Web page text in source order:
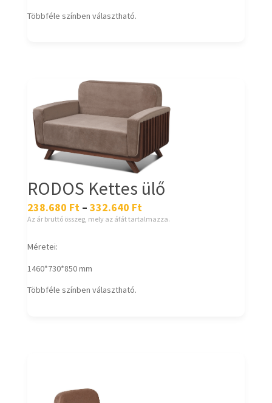
Többféle színben választható.
RODOS Kettes ülő
238.680 Ft – 332.640 Ft
Az ár bruttó összeg, mely az áfát tartalmazza.
Méretei:
1460*730*850 mm
Többféle színben választható.